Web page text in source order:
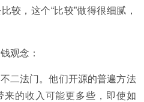
较，这个“比较”做得很细腻，
观念：
二法门。他们开源的普遍方法
来的收入可能更多些，即使如